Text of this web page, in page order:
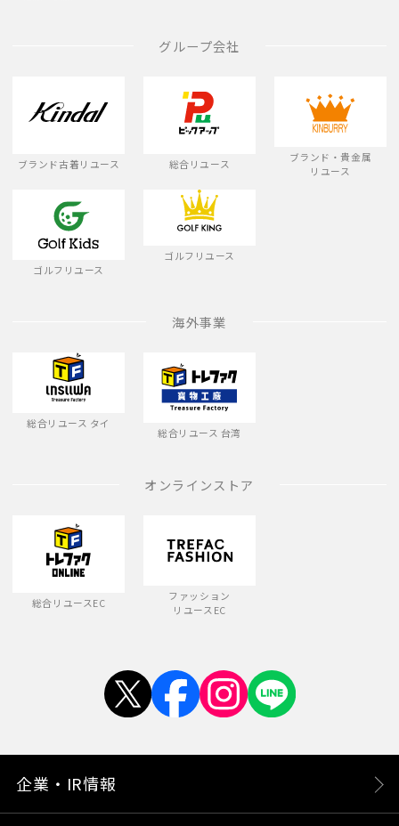
グループ会社
ブランド古着リユース 総合リユース
ブランド・貴金属
リユース
ゴルフリユース
ゴルフリユース
海外事業
総合リユース タイ
総合リユース 台湾
オンラインストア
総合リユースEC
ファッション
リユースEC
企業・IR情報